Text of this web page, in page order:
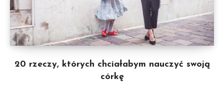
20 rzeczy, których chciałabym nauczyć swoją
córkę